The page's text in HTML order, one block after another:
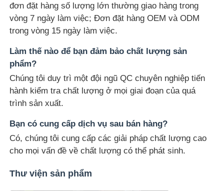
đơn đặt hàng số lượng lớn thường giao hàng trong
vòng 7 ngày làm việc; Đơn đặt hàng OEM và ODM
trong vòng 15 ngày làm việc.
Làm thế nào để bạn đảm bảo chất lượng sản
phẩm?
Chúng tôi duy trì một đội ngũ QC chuyên nghiệp tiến
hành kiểm tra chất lượng ở mọi giai đoạn của quá
trình sản xuất.
Bạn có cung cấp dịch vụ sau bán hàng?
Có, chúng tôi cung cấp các giải pháp chất lượng cao
cho mọi vấn đề về chất lượng có thể phát sinh.
Thư viện sản phẩm